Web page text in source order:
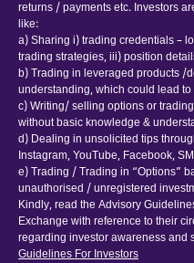
returns / payments etc. Investors
like:
a) Sharing i) trading credentials –
trading strategies, iii) position
b) Trading in leveraged products /
understanding, which could lead to
c) Writing/ selling options or
without basic knowledge &
d) Dealing in unsolicited tips
Instagram, YouTube, Facebook,
e) Trading / Trading in “Options”
unauthorised / unregistered
Kindly, read the Advisory
Exchange with reference to their
regarding investor awareness and
Guidelines For Investors